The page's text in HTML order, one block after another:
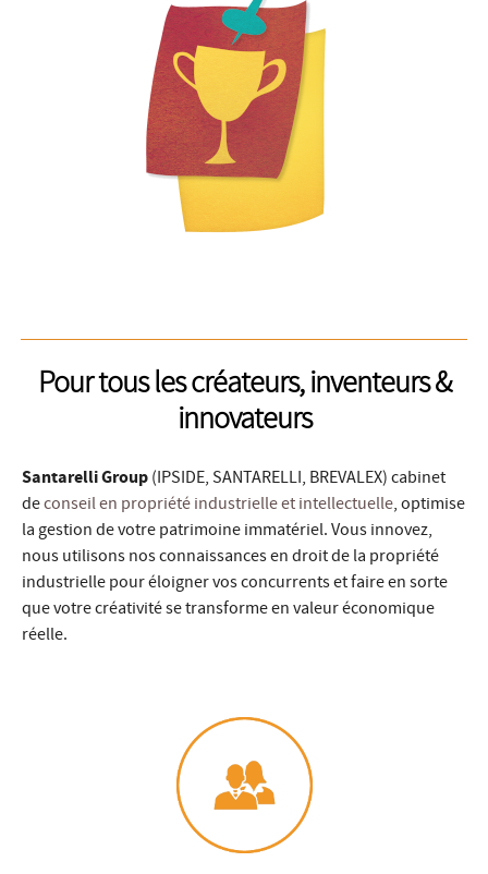
Pour tous les créateurs, inventeurs &
innovateurs
Santarelli Group (IPSIDE, SANTARELLI, BREVALEX) cabinet
deconseil en propriété industrielle et intellectuelle, optimise
la gestion de votre patrimoine immatériel. Vous innovez,
nous utilisons nos connaissances en droit de la propriété
industrielle pour éloigner vos concurrents et faire en sorte
que votre créativité se transforme en valeur économique
réelle.